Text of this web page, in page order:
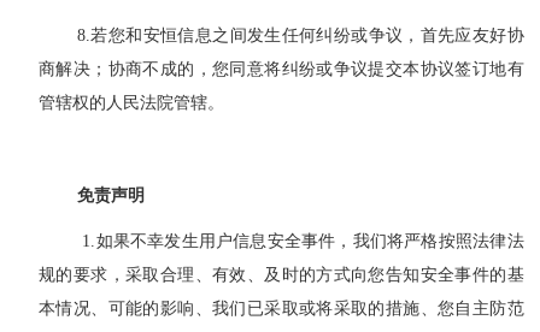
8.若您和 安恒信息之间发生任何纠纷或争议，首先应友好协
商解决；协商不成的， 您 同意将纠纷或争议提交本协议签订地有
管辖权的人民法院管辖。
免责声明
1.如果不幸发生用户信息安全事件，我们将严格按照法律法
规的要求，采取合理、有效、及时的方式向您告知安全事件的基
本情况、可能的影响、我们已采取或将采取的措施、您自主防范